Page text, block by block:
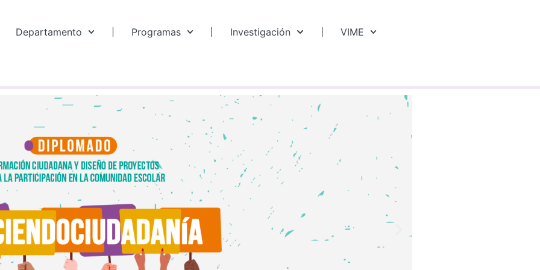
Departamento Programas Investigación VIME